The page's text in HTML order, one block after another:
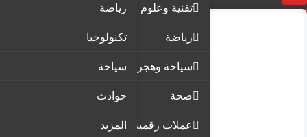
تقنية وعلوم
رياضة
سياحة وهجرة
صحة
عملات رقمية
رياضة
تكنولوجيا
سياحة
حوادث
المزيد